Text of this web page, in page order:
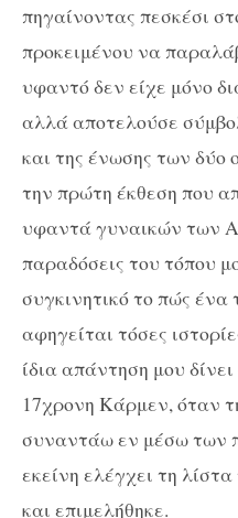
πηγαίνοντας πεσκέσι
προκειμένου να
υφαντό δεν είχε μόνο
αλλά αποτελούσε
και της ένωσης των δύο
την πρώτη έκθεση που
υφαντά γυναικών των
παραδόσεις του τόπου
συγκινητικό το πώς
αφηγείται τόσες
ίδια απάντηση μου
17χρονη Κάρμεν, όταν
συναντάω εν μέσω των
εκείνη ελέγχει τη
και επιμελήθηκε.